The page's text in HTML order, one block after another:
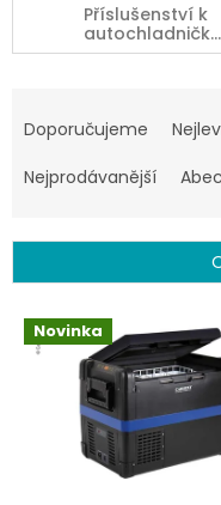
Příslušenství k
autochladničkám
a
e
í
r
o
d
Doporučujeme
Nejprodávanější
V Novinka